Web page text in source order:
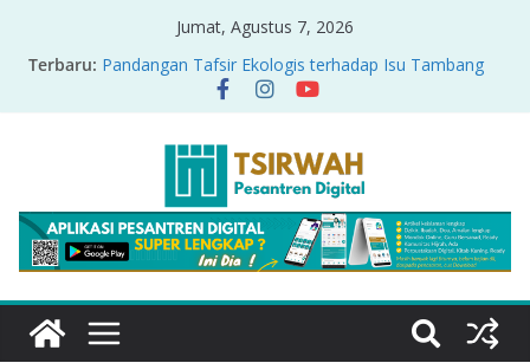
Jumat, Agustus 7, 2026
Terbaru: Pandangan Tafsir Ekologis terhadap Isu Tambang
Nikel di Raja Ampat
PRODUK RELASI KUASA-IDIOLOGI PADA TAFSIR
Sirah Nabawiyah
Oversharing dan Privasi dalam Al-Qur’an: “Ketika
Ayat Bicara Soal Curhat di Sosmed”
Menyikapi Fatherless, Kisah Lukman Menjadi
Cerminan